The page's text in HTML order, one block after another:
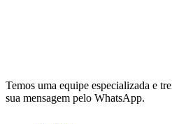
Temos uma equipe especializada e
sua mensagem pelo WhatsApp.